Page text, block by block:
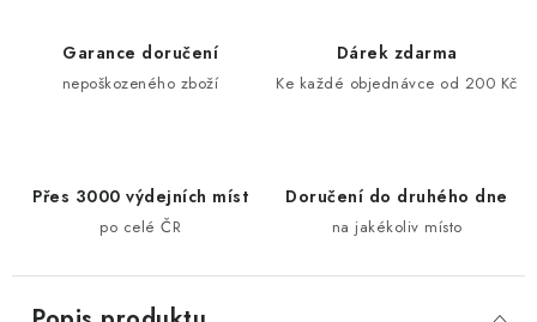
Garance doručení
nepoškozeného zboží
Dárek zdarma
Ke každé objednávce od 200 Kč
Přes 3000 výdejních míst
po celé ČR
Doručení do druhého dne
na jakékoliv místo